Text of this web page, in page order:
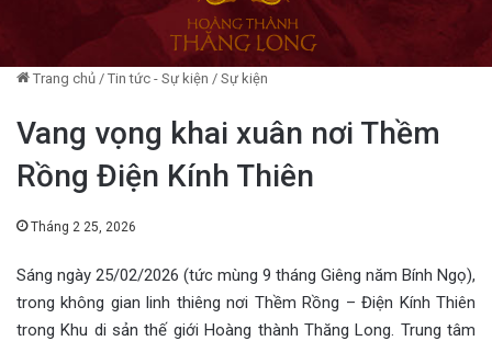
Trang chủ / Tin tức - Sự kiện / Sự kiện
Vang vọng khai xuân nơi Thềm
Rồng Điện Kính Thiên
Tháng 2 25, 2026
Sáng ngày 25/02/2026 (tức mùng 9 tháng Giêng năm Bính Ngọ),
trong không gian linh thiêng nơi Thềm Rồng – Điện Kính Thiên
trong Khu di sản thế giới Hoàng thành Thăng Long. Trung tâm